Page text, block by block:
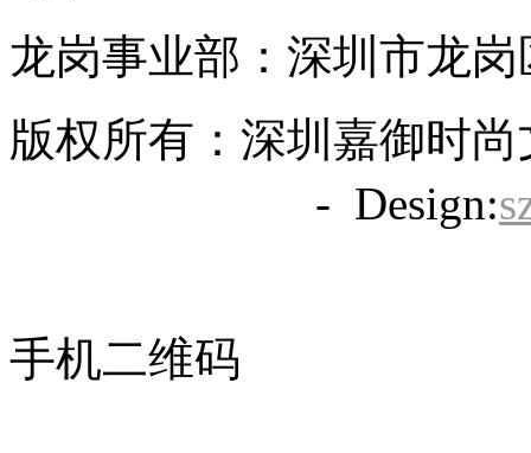
龙岗事业部：深圳市龙
版权所有：深圳嘉御时
- Design:
手机二维码